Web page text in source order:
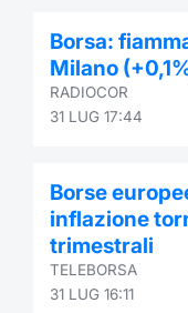
Borsa:
Milano
RADIOCOR
31 LUG 17:44
Borse
inflazione
trimestrali
TELEBORSA
31 LUG 16:11